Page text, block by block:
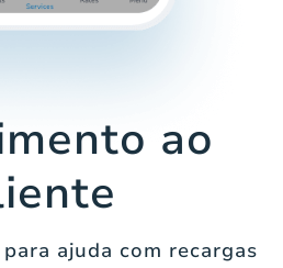
ao
ajuda com recargas